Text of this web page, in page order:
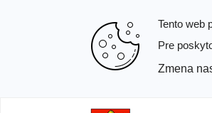
Tento web
Pre
Zmena